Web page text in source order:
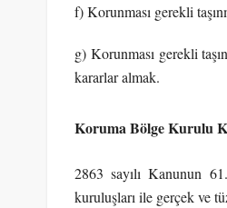
f) Korunması gerekli
g) Korunması gerekli
kararlar almak.
Koruma Bölge Kurulu
2863 sayılı Kanunun
kuruluşları ile gerçek ve